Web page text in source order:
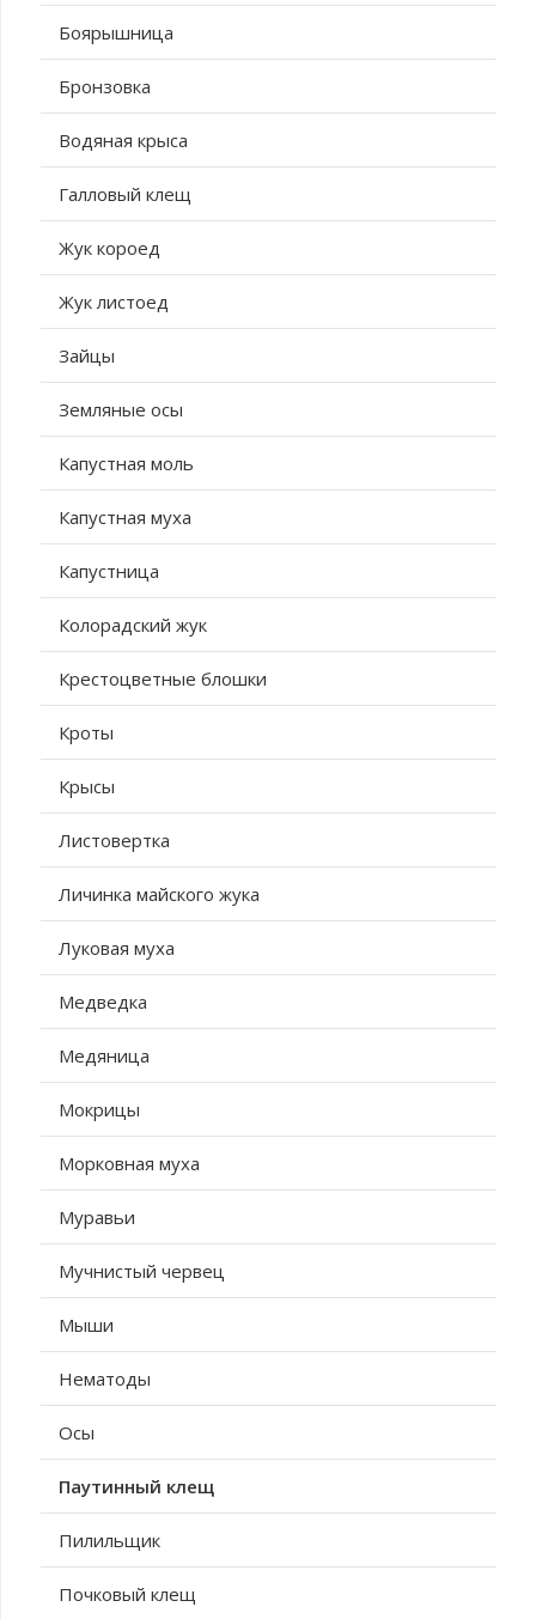
Боярышница
Бронзовка
Водяная крыса
Галловый клещ
Жук короед
Жук листоед
Зайцы
Земляные осы
Капустная моль
Капустная муха
Капустница
Колорадский жук
Крестоцветные блошки
Кроты
Крысы
Листовертка
Личинка майского жука
Луковая муха
Медведка
Медяница
Мокрицы
Морковная муха
Муравьи
Мучнистый червец
Мыши
Нематоды
Осы
Паутинный клещ
Пилильщик
Почковый клещ